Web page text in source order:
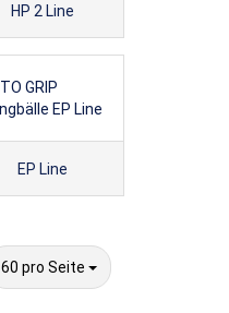
HP 2 Line
EP Line
60 pro Seite
pro Seite